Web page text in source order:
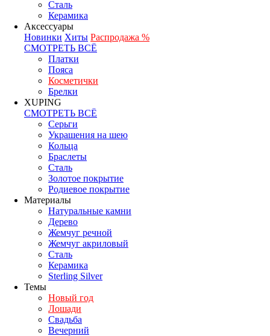
Сталь
Керамика
Аксессуары
Новинки Хиты Распродажа %
СМОТРЕТЬ ВСЁ
Платки
Пояса
Косметички
Брелки
XUPING
СМОТРЕТЬ ВСЁ
Серьги
Украшения на шею
Кольца
Браслеты
Сталь
Золотое покрытие
Родиевое покрытие
Материалы
Натуральные камни
Дерево
Жемчуг речной
Жемчуг акриловый
Сталь
Керамика
Sterling Silver
Темы
Новый год
Лошади
Свадьба
Вечерний